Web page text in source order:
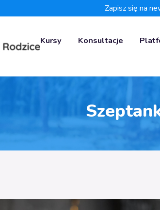
Zapisz się na
Kursy Konsultacje